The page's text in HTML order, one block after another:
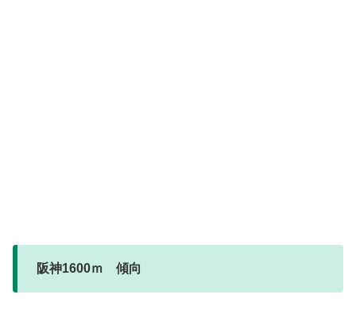
阪神1600ｍ 傾向